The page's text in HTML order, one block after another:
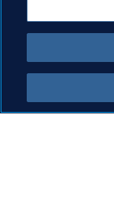
Colombia